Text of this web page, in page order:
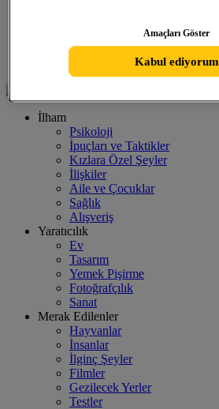
Gezilecek Yerler
İlham
Psikoloji
İpuçları ve Taktikler
Kızlara Özel Şeyler
İlişkiler
Aile ve Çocuklar
Sağlık
Alışveriş
Yaratıcılık
Ev
Tasarım
Yemek Pişirme
Fotoğrafçılık
Sanat
Merak Edilenler
Hayvanlar
İnsanlar
İlginç Şeyler
Filmler
Gezilecek Yerler
Testler
Amaçları Göster
Kabul ediyorum